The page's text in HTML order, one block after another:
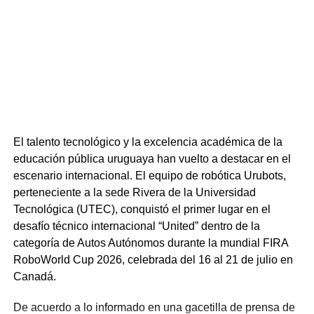
Al cerrar su intervención, la Magíster Marrero convocó a
todos los órdenes universitarios y actores sociales a
involucrarse en esta nueva etapa. Definió su visión de
gestión como una búsqueda de una universidad “rigurosa
pero no distante, crítica pero no cerrada”, cuya vocación
sea siempre el bien común.
“Asumo este rol con compromiso, con respeto por la
Un futuro que no se construye en soledad, sino con otros
El talento tecnológico y la excelencia académica de la
educación pública uruguaya han vuelto a destacar en el
escenario internacional. El equipo de robótica Urubots,
perteneciente a la sede Rivera de la Universidad
Tecnológica (UTEC), conquistó el primer lugar en el
desafío técnico internacional “United” dentro de la
categoría de Autos Autónomos durante la mundial FIRA
RoboWorld Cup 2026, celebrada del 16 al 21 de julio en
Canadá.
De acuerdo a lo informado en una gacetilla de prensa de